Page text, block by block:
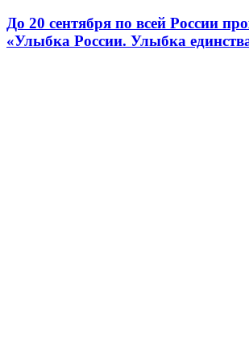
До 20 сентября по всей России
«Улыбка России. Улыбка